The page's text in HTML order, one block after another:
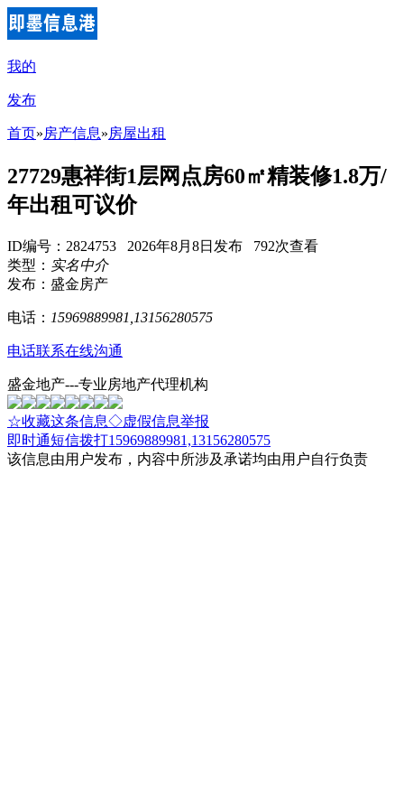
我的
发布
首页»房产信息»房屋出租
27729惠祥街1层网点房60㎡精装修1.8万/
年出租可议价
ID编号：2824753 2026年8月8日发布 792次查看
类型： 实名中介
发布：盛金房产
电话： 15969889981,13156280575
电话联系在线沟通
盛金地产---专业房地产代理机构
☆收藏这条信息◇虚假信息举报
即时通短信拨打15969889981,13156280575
该信息由用户发布，内容中所涉及承诺均由用户自行负责